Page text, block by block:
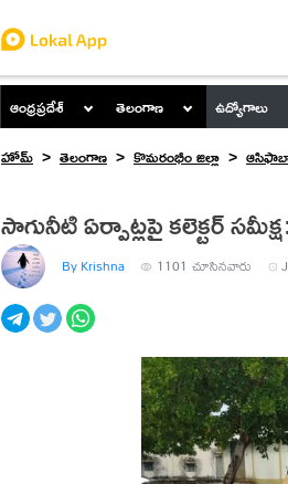
ఆంధ్రప్రదేశ్ తెలంగాణ ఉద్యోగాలు
హోమ్
తెలంగాణ కొమరంభీం జిల్లా
సాగునీటి ఏర్పాట్లపై కలెక్టర్
By Krishna 1101 చూసినవారు